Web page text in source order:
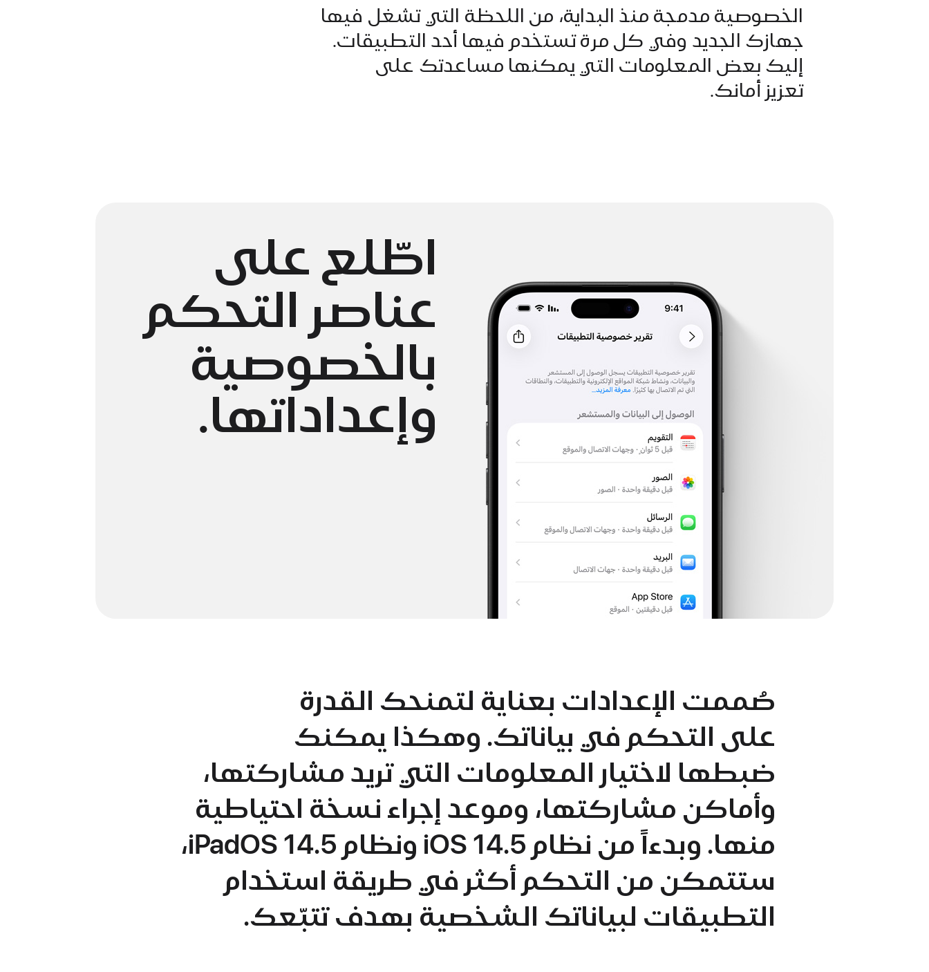
في
الخصوصية
الخصوصية مدمجة منذ البداية، من اللحظة التي تشغل فيها
جهازك الجديد وفي كل مرة تستخدم فيها أحد التطبيقات.
إليك بعض المعلومات التي يمكنها مساعدتك على
تعزيز أمانك.
اطّلع على
عناصر التحكم
بالخصوصية
وإعداداتها.
صُممت الإعدادات بعناية لتمنحك القدرة
على التحكم في بياناتك. وهكذا يمكنك
ضبطها لاختيار المعلومات التي تريد مشاركتها،
وأماكن مشاركتها، وموعد إجراء نسخة احتياطية
منها. وبدءاً من نظام iOS 14.5 ونظام iPadOS 14.5،
ستتمكن من التحكم أكثر في طريقة استخدام
التطبيقات لبياناتك الشخصية بهدف تتبّعك.